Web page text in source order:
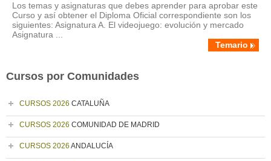
Los temas y asignaturas que debes aprender para aprobar este
Curso y así obtener el Diploma Oficial correspondiente son los
siguientes: Asignatura A. El videojuego: evolución y mercado
Asignatura ...
Temario
Cursos por Comunidades
CURSOS 2026 CATALUÑA
CURSOS 2026 COMUNIDAD DE MADRID
CURSOS 2026 ANDALUCÍA